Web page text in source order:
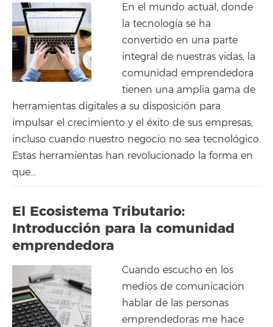
En el mundo actual, donde
la tecnología se ha
convertido en una parte
integral de nuestras vidas, la
comunidad emprendedora
tienen una amplia gama de
herramientas digitales a su disposición para
impulsar el crecimiento y el éxito de sus empresas,
incluso cuando nuestro negocio no sea tecnológico.
Estas herramientas han revolucionado la forma en
que...
El Ecosistema Tributario:
Introducción para la comunidad
emprendedora
Cuando escucho en los
medios de comunicación
hablar de las personas
emprendedoras me hace